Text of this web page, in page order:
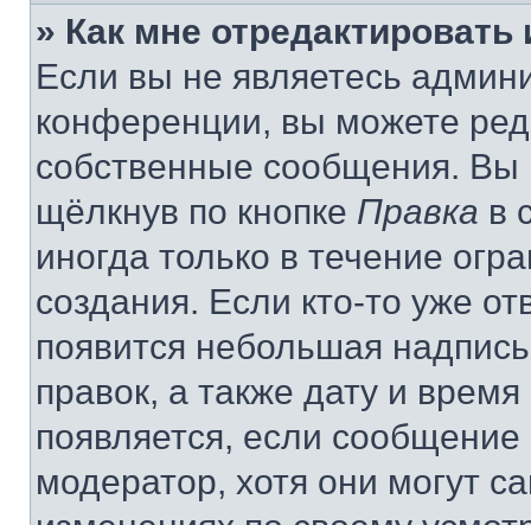
» Как мне
Если вы не являетесь
конференции, вы можете
собственные сообщения. Вы
щёлкнув по кнопке Правка в
иногда только в течение
создания. Если кто-то уже
появится небольшая
правок, а также дату и
появляется, если
модератор, хотя они могут